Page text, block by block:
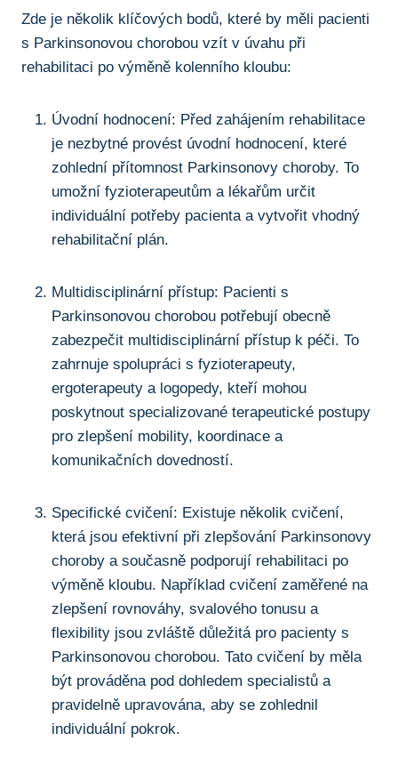
Zde je několik klíčových bodů, které by⁢ měli pacienti
s Parkinsonovou ⁢chorobou vzít v úvahu při‍
rehabilitaci po výměně⁢ kolenního kloubu:
Úvodní hodnocení: Před zahájením rehabilitace
je nezbytné provést ‌úvodní hodnocení, které
zohlední ⁣přítomnost Parkinsonovy choroby. To
umožní fyzioterapeutům a lékařům určit
individuální potřeby pacienta a ​vytvořit vhodný
rehabilitační plán.
Multidisciplinární přístup: Pacienti s
Parkinsonovou chorobou ⁤potřebují obecně
zabezpečit multidisciplinární ⁤přístup ⁢k péči. To
zahrnuje⁤ spolupráci s fyzioterapeuty,
ergoterapeuty⁢ a logopedy, kteří mohou
poskytnout specializované terapeutické ​postupy
pro zlepšení mobility, koordinace a
komunikačních dovedností.
Specifické cvičení: Existuje několik cvičení,
která jsou efektivní při zlepšování Parkinsonovy
choroby a současně podporují rehabilitaci po
výměně kloubu. Například cvičení⁤ zaměřené na
zlepšení rovnováhy, svalového tonusu ​a
⁣flexibility jsou ⁢zvláště důležitá pro pacienty‍ s
Parkinsonovou chorobou. ‍Tato cvičení by měla
být prováděna pod dohledem specialistů ⁣a
‌pravidelně upravována, aby se‍ zohlednil
individuální pokrok.